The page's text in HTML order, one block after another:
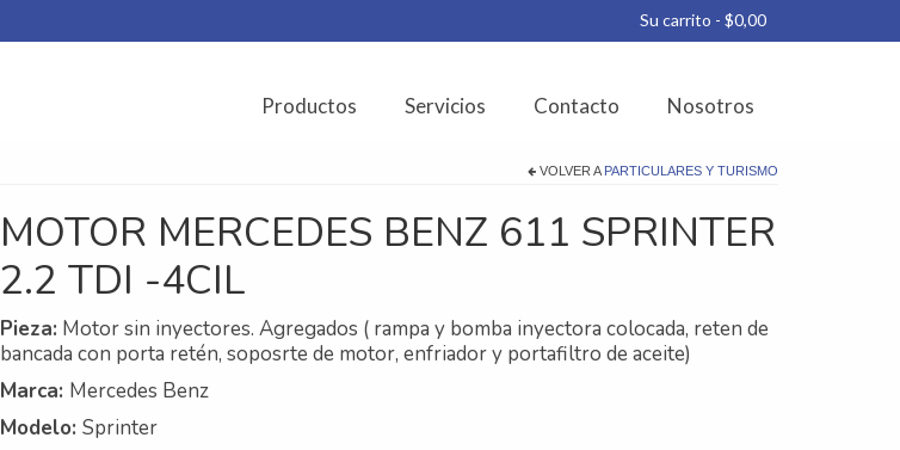
Su carrito - $0,00
Productos Servicios Contacto Nosotros
VOLVER A PARTICULARES Y TURISMO
MOTOR MERCEDES BENZ 611 SPRINTER
2.2 TDI -4CIL
Pieza: Motor sin inyectores. Agregados ( rampa y bomba inyectora colocada, reten de
bancada con porta retén, soposrte de motor, enfriador y portafiltro de aceite)
Marca: Mercedes Benz
Modelo: Sprinter